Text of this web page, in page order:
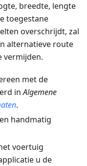
breedte, lengte
toegestane
overschrijdt, zal
alternatieve route
vermijden.
met de
inAlgemene
.
handmatig
voertuig
u de